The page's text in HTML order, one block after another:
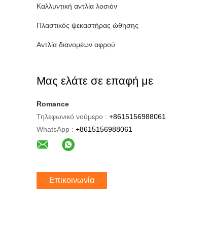
Καλλυντική αντλία λοσιόν
Πλαστικός ψεκαστήρας ώθησης
Αντλία διανομέων αφρού
Μας ελάτε σε επαφή με
Romance
Τηλεφωνικό νούμερο : +8615156988061
WhatsApp : +8615156988061
Επικοινωνία